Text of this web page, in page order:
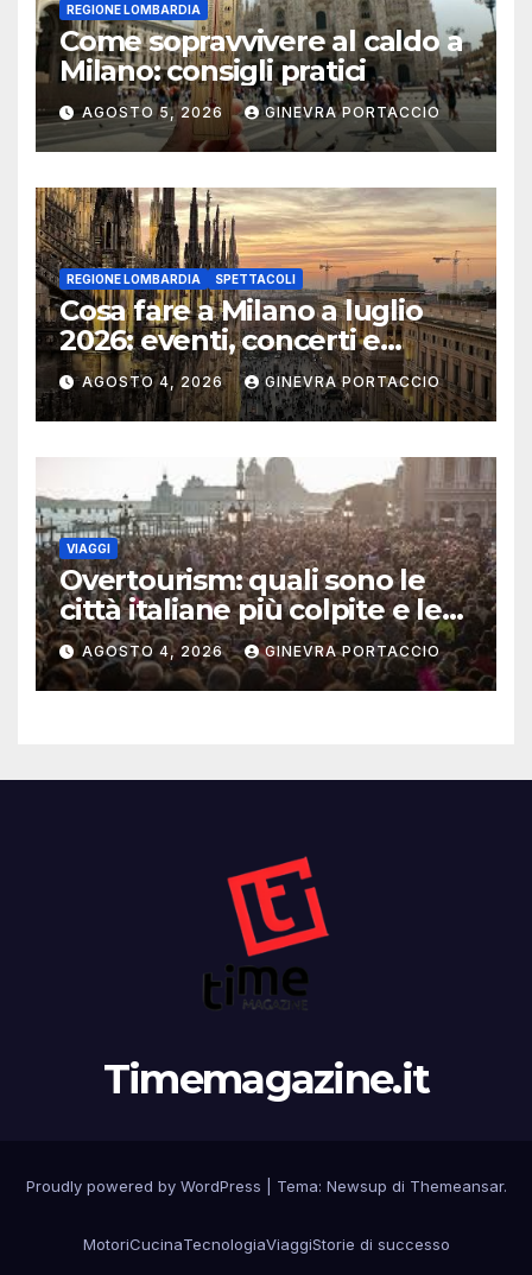
REGIONE LOMBARDIA
Come sopravvivere al caldo a
Milano: consigli pratici
AGOSTO 5, 2026 GINEVRA PORTACCIO
REGIONE LOMBARDIA SPETTACOLI
Cosa fare a Milano a luglio
2026: eventi, concerti e
mostre
AGOSTO 4, 2026 GINEVRA PORTACCIO
VIAGGI
Overtourism: quali sono le
città italiane più colpite e le
alternative da scegliere
AGOSTO 4, 2026 GINEVRA PORTACCIO
Timemagazine.it
Proudly powered by WordPress Tema: Newsup di Themeansar.
MotoriCucinaTecnologiaViaggiStorie di successo